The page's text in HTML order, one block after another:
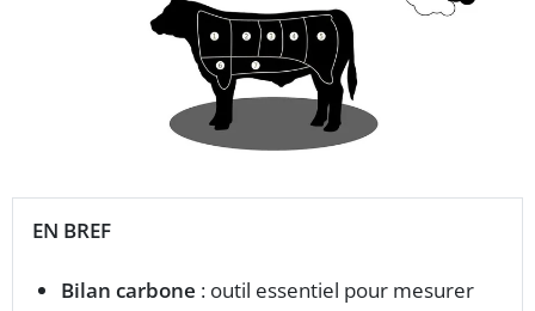
EN BREF
Bilan carbone : outil essentiel pour mesurer